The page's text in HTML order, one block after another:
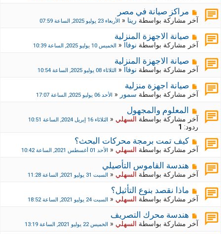
مراكز صيانة في مصر
آخر مشاركة بواسطة رينا « الأربعاء 23 يوليو 2025, الساعة 07:59
صيانة الاجهزة المنزلية
آخر مشاركة بواسطة نوفاا « الخميس 10 يوليو 2025, الساعة 10:39
صيانة الاجهزة المنزلية
آخر مشاركة بواسطة نوفاا « الثلاثاء 08 يوليو 2025, الساعة 10:54
صيانة اجهزة منزلية
آخر مشاركة بواسطة سمور « الأحد 06 يوليو 2025, الساعة 17:07
المعلوم والمجهول
آخر مشاركة بواسطة السهلي « الثلاثاء 16 إبريل 2024, الساعة 10:51
ردود: 1
كيف تمت برمجة محركات البحث؟
آخر مشاركة بواسطة السهلي « الأحد 01 أغسطس 2021, الساعة 10:42
هندسة القاموس التأصيلي
آخر مشاركة بواسطة السهلي « السبت 31 يوليو 2021, الساعة 11:28
ماذا نقصد بنوع التأثيل؟
آخر مشاركة بواسطة السهلي « السبت 24 يوليو 2021, الساعة 18:52
هندسة محرك التصريف
آخر مشاركة بواسطة السهلي « الخميس 22 يوليو 2021, الساعة 13:19